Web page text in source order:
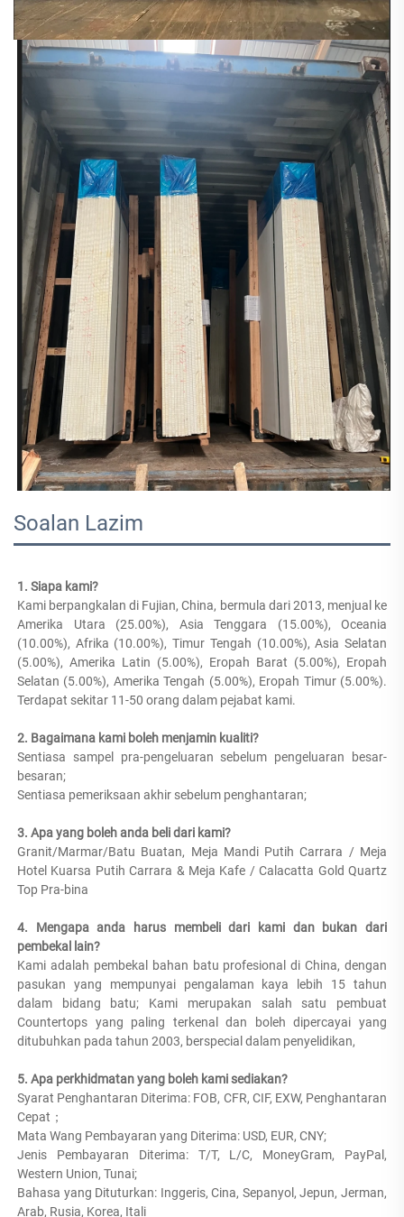
Soalan Lazim
1. Siapa kami?
Kami berpangkalan di Fujian, China, bermula dari 2013, menjual ke
Amerika Utara (25.00%), Asia Tenggara (15.00%), Oceania
(10.00%), Afrika (10.00%), Timur Tengah (10.00%), Asia Selatan
(5.00%), Amerika Latin (5.00%), Eropah Barat (5.00%), Eropah
Selatan (5.00%), Amerika Tengah (5.00%), Eropah Timur (5.00%).
Terdapat sekitar 11-50 orang dalam pejabat kami.
2. Bagaimana kami boleh menjamin kualiti?
Sentiasa sampel pra-pengeluaran sebelum pengeluaran besar-
besaran;
Sentiasa pemeriksaan akhir sebelum penghantaran;
3. Apa yang boleh anda beli dari kami?
Granit/Marmar/Batu Buatan, Meja Mandi Putih Carrara / Meja
Hotel Kuarsa Putih Carrara & Meja Kafe / Calacatta Gold Quartz
Top Pra-bina
4. Mengapa anda harus membeli dari kami dan bukan dari
pembekal lain?
Kami adalah pembekal bahan batu profesional di China, dengan
pasukan yang mempunyai pengalaman kaya lebih 15 tahun
dalam bidang batu; Kami merupakan salah satu pembuat
Countertops yang paling terkenal dan boleh dipercayai yang
ditubuhkan pada tahun 2003, berspecial dalam penyelidikan,
5. Apa perkhidmatan yang boleh kami sediakan?
Syarat Penghantaran Diterima: FOB, CFR, CIF, EXW, Penghantaran
Cepat；
Mata Wang Pembayaran yang Diterima: USD, EUR, CNY;
Jenis Pembayaran Diterima: T/T, L/C, MoneyGram, PayPal,
Western Union, Tunai;
Bahasa yang Dituturkan: Inggeris, Cina, Sepanyol, Jepun, Jerman,
Arab, Rusia, Korea, Itali